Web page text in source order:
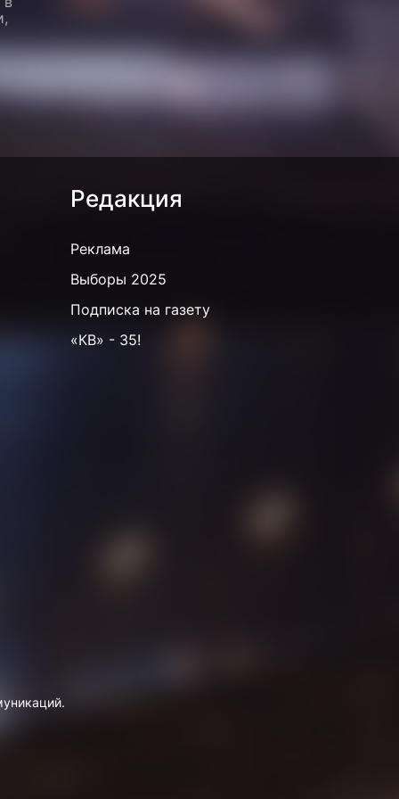
Редакция
Реклама
Выборы 2025
Подписка на газету
«КВ» - 35!